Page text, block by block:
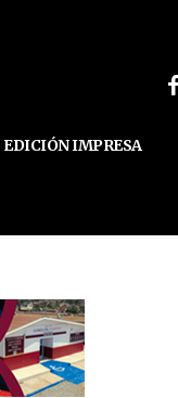
EDICIÓN IMPRESA